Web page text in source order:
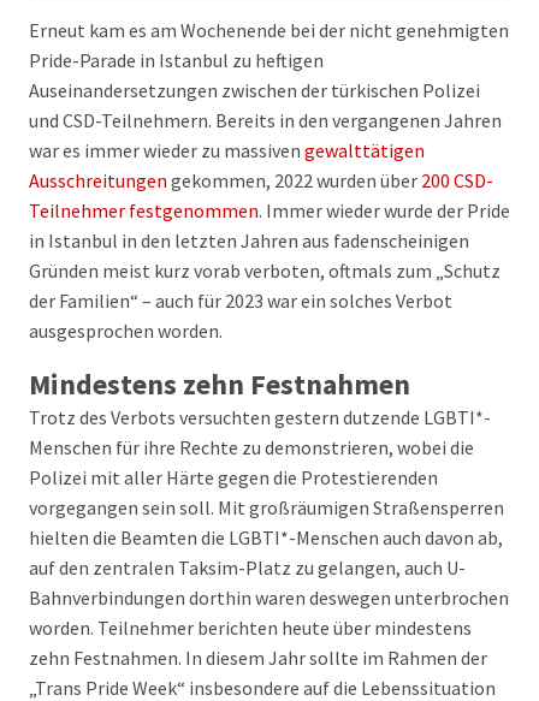
Erneut kam es am Wochenende bei der nicht genehmigten
Pride-Parade in Istanbul zu heftigen
Auseinandersetzungen zwischen der türkischen Polizei
und CSD-Teilnehmern. Bereits in den vergangenen Jahren
war es immer wieder zu massiven gewalttätigen
Ausschreitungen gekommen, 2022 wurden über 200 CSD-
Teilnehmer festgenommen. Immer wieder wurde der Pride
in Istanbul in den letzten Jahren aus fadenscheinigen
Gründen meist kurz vorab verboten, oftmals zum „Schutz
der Familien“ – auch für 2023 war ein solches Verbot
ausgesprochen worden.
Mindestens zehn Festnahmen
Trotz des Verbots versuchten gestern dutzende LGBTI*-
Menschen für ihre Rechte zu demonstrieren, wobei die
Polizei mit aller Härte gegen die Protestierenden
vorgegangen sein soll. Mit großräumigen Straßensperren
hielten die Beamten die LGBTI*-Menschen auch davon ab,
auf den zentralen Taksim-Platz zu gelangen, auch U-
Bahnverbindungen dorthin waren deswegen unterbrochen
worden. Teilnehmer berichten heute über mindestens
zehn Festnahmen. In diesem Jahr sollte im Rahmen der
„Trans Pride Week“ insbesondere auf die Lebenssituation